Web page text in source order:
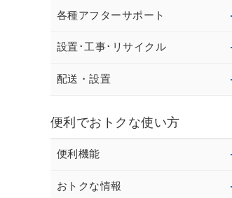
各種アフターサポート
設置･工事･リサイクル
配送・設置
便利でおトクな使い方
便利機能
おトクな情報